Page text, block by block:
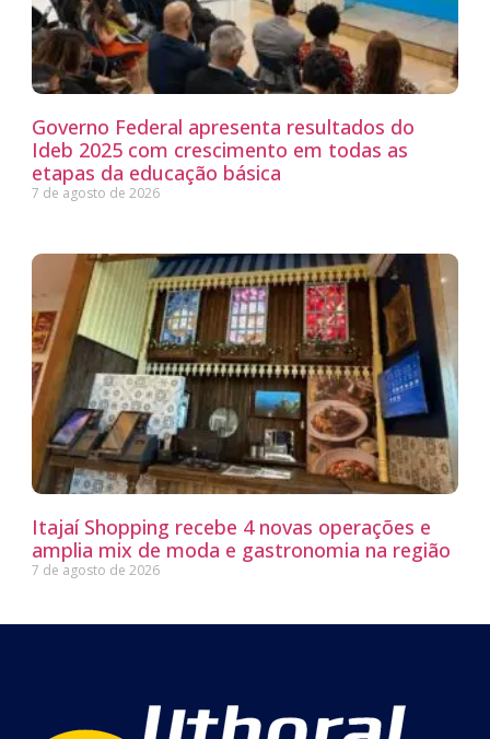
Governo Federal apresenta resultados do
Ideb 2025 com crescimento em todas as
etapas da educação básica
7 de agosto de 2026
Itajaí Shopping recebe 4 novas operações e
amplia mix de moda e gastronomia na região
7 de agosto de 2026